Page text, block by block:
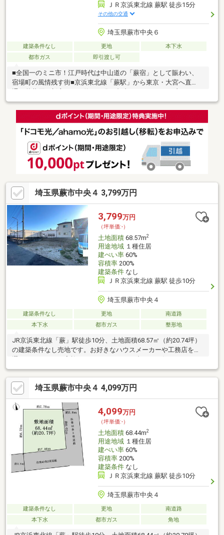
ＪＲ京浜東北線 蕨駅 徒歩15分
その他の交通
埼玉県蕨市中央６
建築条件なし 更地
本下水
都市ガス
即引渡し可
■全国一のミニ市！江戸時代は中山道の「蕨宿」として賑わい、
宿場町の風情残す街■京浜東北線「蕨駅」から東京・大宮へ直
坦な地形にスーパーや病院が密集しており、生活利便性が高い住
宅都市「蕨市」の閑静な住宅地、近隣には埼京線「戸田駅」や国
道17号（中山道）もあり、交通利便性も良好■建ぺい率６０％／
容積率１６０％ 建築条件なし ご希望のハウスメーカー・工務
あり、蕨駅西口から乗車約４分、「中央小学校」バス停から徒歩
埼玉県蕨市中央４ 3,799万円
3,799万円
（坪単価:-）
土地面積68.57m2
用途地域１種住居
建ぺい率60%
容積率200%
建築条件なし
ＪＲ京浜東北線 蕨駅 徒歩10分
埼玉県蕨市中央４
建築条件なし 更地
南道路
本下水
都市ガス 整形地
JR京浜東北線「蕨」駅徒歩10分、土地面積68.57㎡（約20.74坪）
の建築条件なし売地です。お好きなハウスメーカーや工務店をお
をご検討いただけます。駅徒歩圏の利便性と自由設計の魅力を兼
ね備えた物件です。建物プランや資金計画のご相談も承っており
ますので、お気軽にお問い合わせください。
埼玉県蕨市中央４ 4,099万円
4,099万円
（坪単価:-）
土地面積68.44m2
用途地域１種住居
建ぺい率60%
容積率200%
建築条件なし
ＪＲ京浜東北線 蕨駅 徒歩10分
埼玉県蕨市中央４
建築条件なし 更地
南道路
本下水
都市ガス 角地